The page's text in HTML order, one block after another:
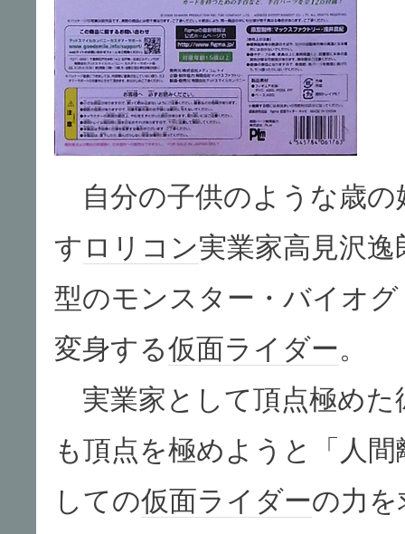
自分の子供のような歳の
す ロリコン実業家高見沢
型のモンスター・バイオ
変身する仮面ライダー。
実業家として頂点極めた
も頂点を極めようと「人
しての仮面ライダーの力